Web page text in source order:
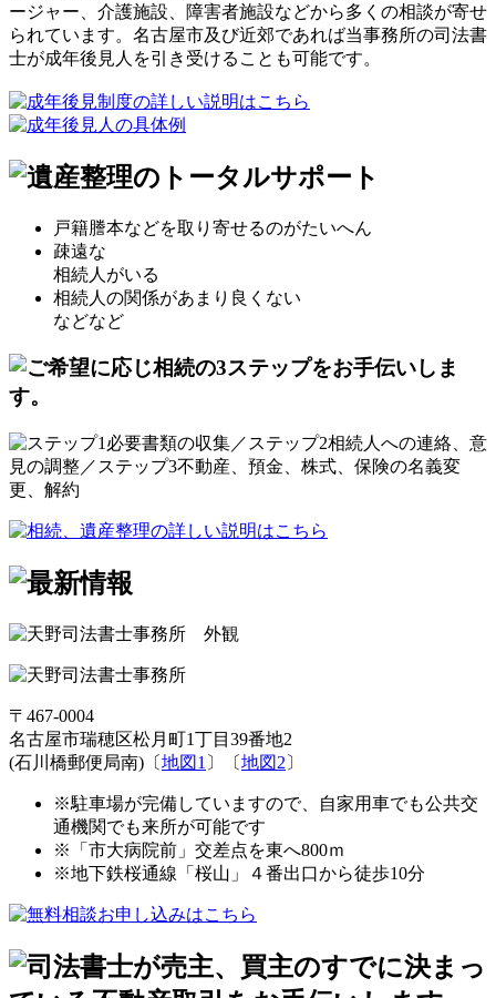
ージャー、介護施設、障害者施設などから多くの相談が寄せ
られています。名古屋市及び近郊であれば当事務所の司法書
士が成年後見人を引き受けることも可能です。
戸籍謄本などを取り寄せるのがたいへん
疎遠な
相続人がいる
相続人の関係があまり良くない
などなど
〒467-0004
名古屋市瑞穂区松月町1丁目39番地2
(石川橋郵便局南)〔地図1 〕〔地図2 〕
※駐車場が完備していますので、自家用車でも公共交
通機関でも来所が可能です
※「市大病院前」交差点を東へ800ｍ
※地下鉄桜通線「桜山」４番出口から徒歩10分